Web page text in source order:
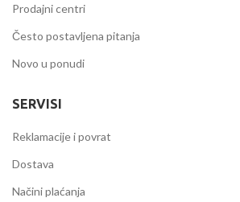
Prodajni centri
Često postavljena pitanja
Novo u ponudi
SERVISI
Reklamacije i povrat
Dostava
Načini plaćanja